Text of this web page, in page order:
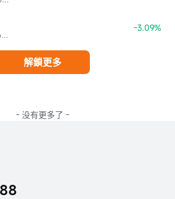
ARK Israel Innovative Technology ETF
-3.09%
解鎖更多
- 没有更多了 -